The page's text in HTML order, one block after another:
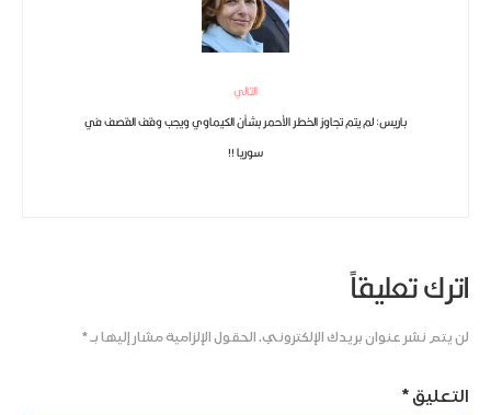
التالي
باريس: لم يتم تجاوز الخطر الأحمر بشأن الكيماوي ويجب وقف القصف في
سوريا !!
اترك تعليقاً
لن يتم نشر عنوان بريدك الإلكتروني. الحقول الإلزامية مشار إليها بـ*
التعليق *